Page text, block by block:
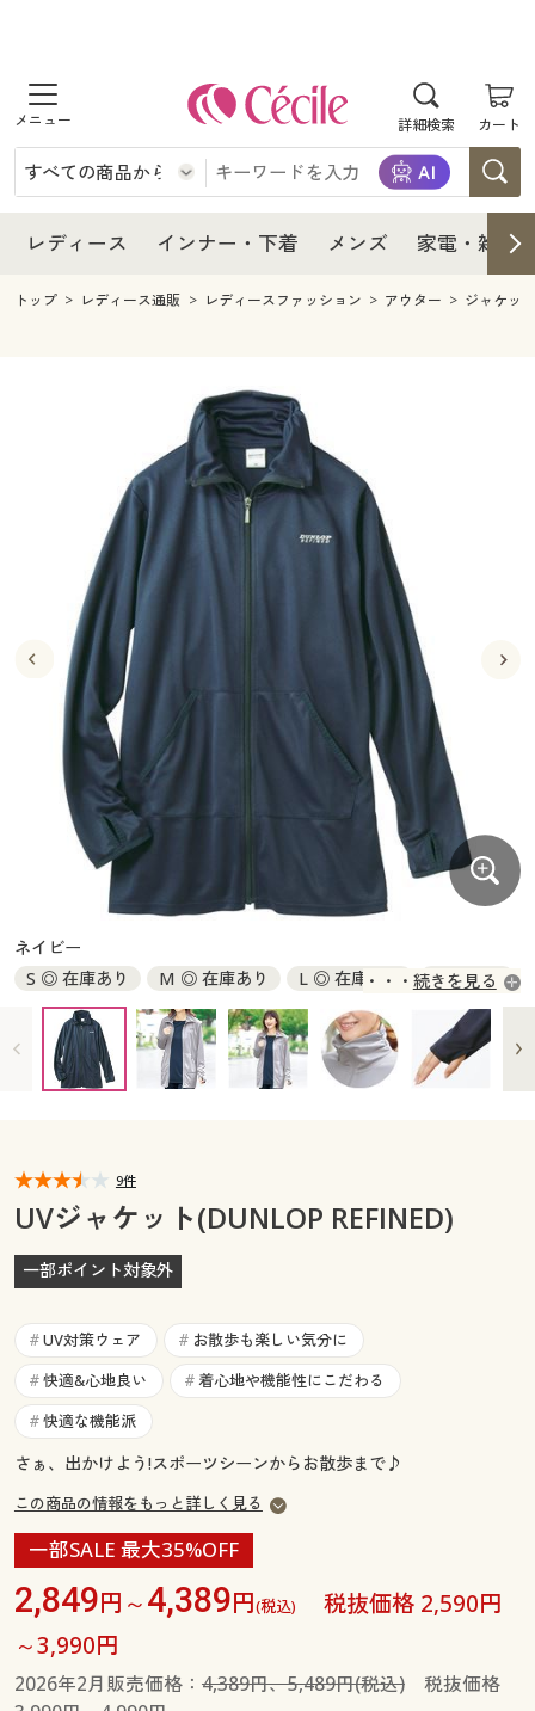
詳細検索 カート
商品を探す
レディース
レディースファッション
インナー・下着
インナー・下着通販すべて
ジュニア・ティーンズ下着
メンズ
キッチン・雑貨・日用品
寝具・インテリア・家具
寝具・インテリア・家具通販すべて
家具・収納
寝具・ベッド
カーテン・ラグ・ファブリック
美容・健康
美容・健康通販すべて
美容・健康・サプリメント
制服・スクール
制服・スクールすべて
制服・学生服
ジュニア・ティーンズ下着
大きいサイズ
大きいサイズ通販すべて
大きいサイズ レディース服
大きいサイズ レディース下着
大きいサイズ メンズ
大きいサイズ 事務・制服
バーゲン
バーゲンセール
シークレットセール
詳細検索
商品カテゴリ一覧
カタログ・チラシからのご注文
デジタルカタログ
カタログ無料プレゼント
マイページ
閲覧履歴
お気に入り
サポート
ご利用ガイド
よくある質問とお問い合わせ
レディース インナー・下着 メンズ 家電・雑貨
レディース
レディース通販すべて
レディースファッション
インナー・下着
インナー・下着通販すべて
ジュニア・ティーンズ下着
メンズ
キッチン・雑貨・日用品
寝具・インテリア・家具通販すべて
寝具・ベッド
カーテン・ラグ・ファブリック
美容・健康通販すべて
美容・健康・サプリメント
制服・スクール
制服・スクールすべて
制服・学生服
ジュニア・ティーンズ下着
大きいサイズ
大きいサイズ通販すべて
大きいサイズ レディース服
大きいサイズ レディース下着
大きいサイズ メンズ
大きいサイズ 事務・制服
バーゲン
バーゲンセール
シークレットセール
詳細検索
商品カテゴリ一覧
カタログ
カタログ・チラシからのご注文
カタログ無料プレゼント
会員メニュー
閲覧履歴
ご利用ガイド
よくある質問とお問い合わせ
トップ レディース通販 レディースファッション アウター ジャケッ
ネイビー
S ◎ 在庫あり
M ◎ 在庫あり L ◎ 在庫あり
LL × 完売
3L ○ 在庫わずか
続きを見る
9件
UVジャケット(DUNLOP REFINED)
一部ポイント対象外
# UV対策ウェア # お散歩も楽しい気分に
# 快適&心地良い # 着心地や機能性にこだわる
# 快適な機能派
さぁ、出かけよう!スポーツシーンからお散歩まで♪
この商品の情報をもっと詳しく見る
一部SALE 最大35%OFF
2,849円～4,389円(税込)
税抜価格 2,590円
～3,990円
2026年2月販売価格： 4,389円、5,489円(税込)税抜価格